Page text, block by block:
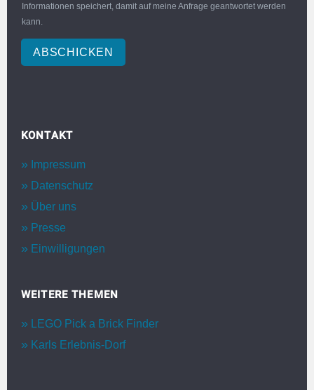
Informationen speichert, damit auf meine Anfrage geantwortet werden
kann.
ABSCHICKEN
KONTAKT
Impressum
Datenschutz
Über uns
Presse
Einwilligungen
WEITERE THEMEN
LEGO Pick a Brick Finder
Karls Erlebnis-Dorf